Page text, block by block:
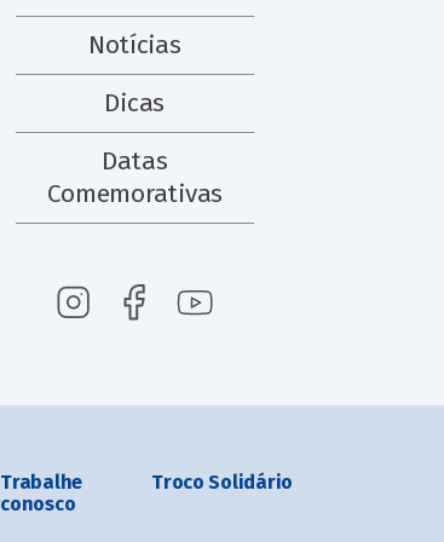
Notícias
Dicas
Datas
Comemorativas
Trabalhe
conosco
Troco Solidário